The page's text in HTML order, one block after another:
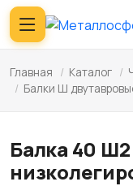
Главная / Каталог /
/ Балки Ш
Балка 40